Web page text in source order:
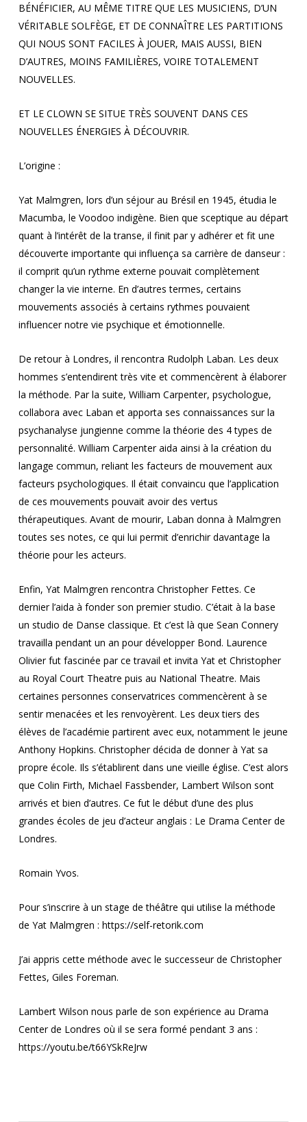
BÉNÉFICIER, AU MÊME TITRE QUE LES MUSICIENS, D’UN
VÉRITABLE SOLFÈGE, ET DE CONNAÎTRE LES PARTITIONS
QUI NOUS SONT FACILES À JOUER, MAIS AUSSI, BIEN
D’AUTRES, MOINS FAMILIÈRES, VOIRE TOTALEMENT
NOUVELLES.
ET LE CLOWN SE SITUE TRÈS SOUVENT DANS CES
NOUVELLES ÉNERGIES À DÉCOUVRIR.
L’origine :
Yat Malmgren, lors d’un séjour au Brésil en 1945, étudia le
Macumba, le Voodoo indigène. Bien que sceptique au départ
quant à l’intérêt de la transe, il finit par y adhérer et fit une
découverte importante qui influença sa carrière de danseur :
il comprit qu’un rythme externe pouvait complètement
changer la vie interne. En d’autres termes, certains
mouvements associés à certains rythmes pouvaient
influencer notre vie psychique et émotionnelle.
De retour à Londres, il rencontra Rudolph Laban. Les deux
hommes s’entendirent très vite et commencèrent à élaborer
la méthode. Par la suite, William Carpenter, psychologue,
collabora avec Laban et apporta ses connaissances sur la
psychanalyse jungienne comme la théorie des 4 types de
personnalité. William Carpenter aida ainsi à la création du
langage commun, reliant les facteurs de mouvement aux
facteurs psychologiques. Il était convaincu que l’application
de ces mouvements pouvait avoir des vertus
thérapeutiques. Avant de mourir, Laban donna à Malmgren
toutes ses notes, ce qui lui permit d’enrichir davantage la
théorie pour les acteurs.
Enfin, Yat Malmgren rencontra Christopher Fettes. Ce
dernier l’aida à fonder son premier studio. C’était à la base
un studio de Danse classique. Et c’est là que Sean Connery
travailla pendant un an pour développer Bond. Laurence
Olivier fut fascinée par ce travail et invita Yat et Christopher
au Royal Court Theatre puis au National Theatre. Mais
certaines personnes conservatrices commencèrent à se
sentir menacées et les renvoyèrent. Les deux tiers des
élèves de l’académie partirent avec eux, notamment le jeune
Anthony Hopkins. Christopher décida de donner à Yat sa
propre école. Ils s’établirent dans une vieille église. C’est alors
que Colin Firth, Michael Fassbender, Lambert Wilson sont
arrivés et bien d’autres. Ce fut le début d’une des plus
grandes écoles de jeu d’acteur anglais : Le Drama Center de
Londres.
Romain Yvos.
Pour s’inscrire à un stage de théâtre qui utilise la méthode
de Yat Malmgren : https://self-retorik.com
J’ai appris cette méthode avec le successeur de Christopher
Fettes, Giles Foreman.
Lambert Wilson nous parle de son expérience au Drama
Center de Londres où il se sera formé pendant 3 ans :
https://youtu.be/t66YSkReJrw